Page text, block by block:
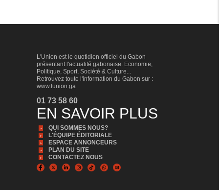
L'Union est le quotidien officiel du Gabon
présentant l'actualité gabonaise. Economie,
Politique, Sport, Société & Culture...
Retrouvez toute l'information du Gabon sur :
www.lunion.ga
01 73 58 60
EN SAVOIR PLUS
QUI SOMMES NOUS?
L'ÉQUIPE ÉDITORIALE
ESPACE ANNONCEURS
PLAN DU SITE
CONTACTEZ NOUS